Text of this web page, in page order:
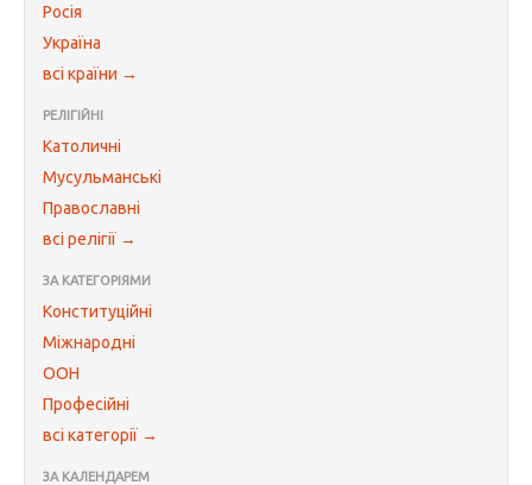
Росія
Україна
всі країни →
РЕЛІГІЙНІ
Католичні
Мусульманські
Православні
всі релігії →
ЗА КАТЕГОРІЯМИ
Конституційні
Міжнародні
ООН
Професійні
всі категорії →
ЗА КАЛЕНДАРЕМ